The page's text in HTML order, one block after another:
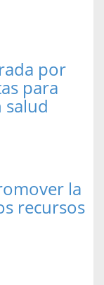
por
para
salud
la
recursos